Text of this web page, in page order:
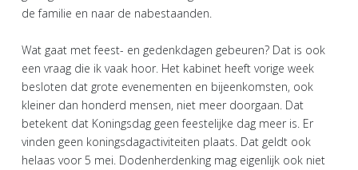
de familie en naar de nabestaanden.
Wat gaat met feest- en gedenkdagen gebeuren? Dat is ook
een vraag die ik vaak hoor. Het kabinet heeft vorige week
besloten dat grote evenementen en bijeenkomsten, ook
kleiner dan honderd mensen, niet meer doorgaan. Dat
betekent dat Koningsdag geen feestelijke dag meer is. Er
vinden geen koningsdagactiviteiten plaats. Dat geldt ook
helaas voor 5 mei. Dodenherdenking mag eigenlijk ook niet